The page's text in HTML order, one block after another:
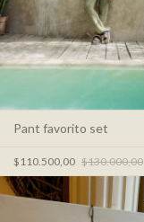
Pant favorito set
$110.500,00 $130.000,00